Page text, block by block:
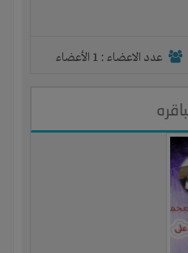
عدد الاعضاء : 1 الأعضاء